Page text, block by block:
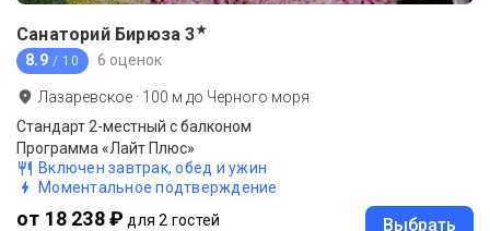
Санаторий Бирюза 3★
8.9 / 10 6 оценок
Лазаревское · 100 м до Черного моря
Стандарт 2-местный с балконом
Программа «Лайт Плюс»
Включен завтрак, обед и ужин
Моментальное подтверждение
от 18 238 ₽ для 2 гостей Выбрать